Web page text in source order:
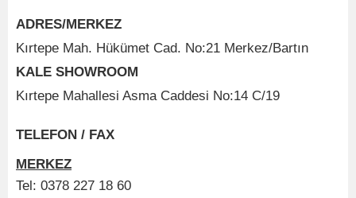
ADRES/MERKEZ
Kırtepe Mah. Hükümet Cad. No:21 Merkez/Bartın
KALE SHOWROOM
Kırtepe Mahallesi Asma Caddesi No:14 C/19
TELEFON / FAX
MERKEZ
Tel: 0378 227 18 60